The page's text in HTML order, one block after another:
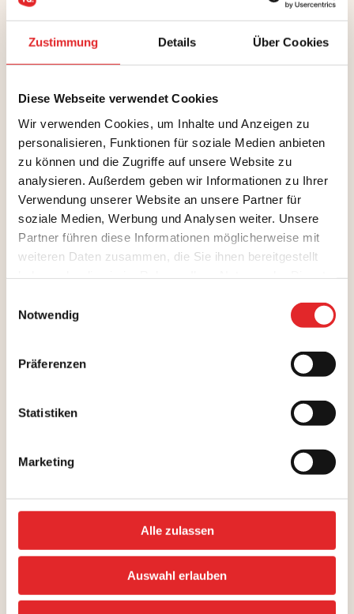
Zustimmung Details Über Cookies
Diese Webseite verwendet Cookies
Wir verwenden Cookies, um Inhalte und Anzeigen zu
personalisieren, Funktionen für soziale Medien anbieten
zu können und die Zugriffe auf unsere Website zu
analysieren. Außerdem geben wir Informationen zu Ihrer
Verwendung unserer Website an unsere Partner für
soziale Medien, Werbung und Analysen weiter. Unsere
Partner führen diese Informationen möglicherweise mit
weiteren Daten zusammen, die Sie ihnen bereitgestellt
Notwendig
Präferenzen
Statistiken
Marketing
Alle zulassen
Auswahl erlauben